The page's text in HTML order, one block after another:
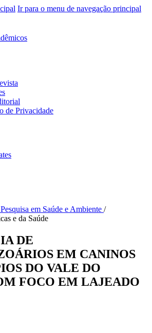
Ir para o menu de navegação principal
de Privacidade
em Saúde e Ambiente /
e da Saúde
DE
EM CANINOS
DO VALE DO
FOCO EM LAJEADO